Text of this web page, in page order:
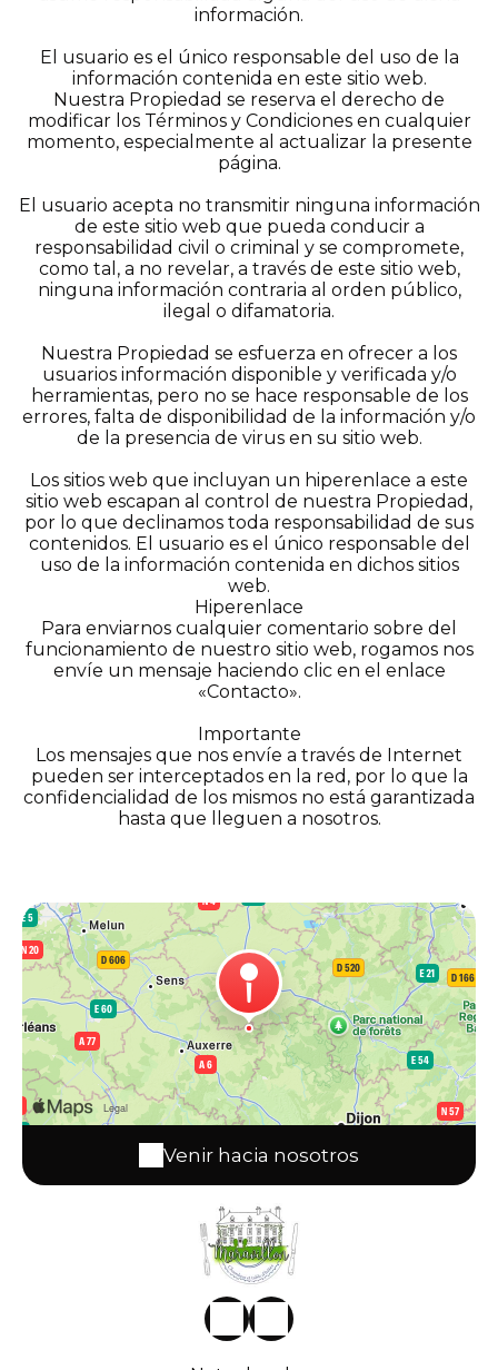
información.
El usuario es el único responsable del uso de la
información contenida en este sitio web.
Nuestra Propiedad se reserva el derecho de
modificar los Términos y Condiciones en cualquier
momento, especialmente al actualizar la presente
página.
El usuario acepta no transmitir ninguna información
de este sitio web que pueda conducir a
responsabilidad civil o criminal y se compromete,
como tal, a no revelar, a través de este sitio web,
ninguna información contraria al orden público,
ilegal o difamatoria.
Nuestra Propiedad se esfuerza en ofrecer a los
usuarios información disponible y verificada y/o
herramientas, pero no se hace responsable de los
errores, falta de disponibilidad de la información y/o
de la presencia de virus en su sitio web.
Los sitios web que incluyan un hiperenlace a este
sitio web escapan al control de nuestra Propiedad,
por lo que declinamos toda responsabilidad de sus
contenidos. El usuario es el único responsable del
uso de la información contenida en dichos sitios
web.
Hiperenlace
Para enviarnos cualquier comentario sobre del
funcionamiento de nuestro sitio web, rogamos nos
envíe un mensaje haciendo clic en el enlace
«Contacto».
Importante
Los mensajes que nos envíe a través de Internet
pueden ser interceptados en la red, por lo que la
confidencialidad de los mismos no está garantizada
hasta que lleguen a nosotros.
Venir hacia nosotros